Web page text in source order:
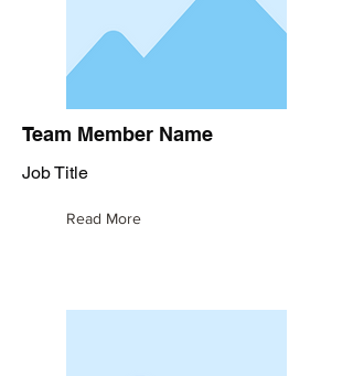
Team Member Name
Job Title
Read More